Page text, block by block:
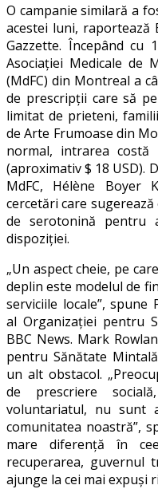
O campanie similară a
acestei luni,
Gazzette. Începând cu
Asociației Medicale de
(MdFC) din Montreal a
de prescripții care să
limitat de prieteni,
de Arte Frumoase din
normal, intrarea
(aproximativ $ 18 USD).
MdFC, Hélène Boyer
cercetări care
de serotonină pentru
dispoziției.
„Un aspect cheie, pe
deplin este modelul de
serviciile locale”, spune
al Organizației pentru
BBC News. Mark
pentru Sănătate
un alt obstacol.
de prescriere
voluntariatul, nu sunt
comunitatea noastră”,
mare diferență în
recuperarea, guvernul
ajunge la cei mai expuși